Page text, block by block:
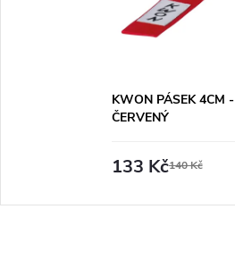
KWON PÁSEK 4CM -
ČERVENÝ
133 Kč140 Kč